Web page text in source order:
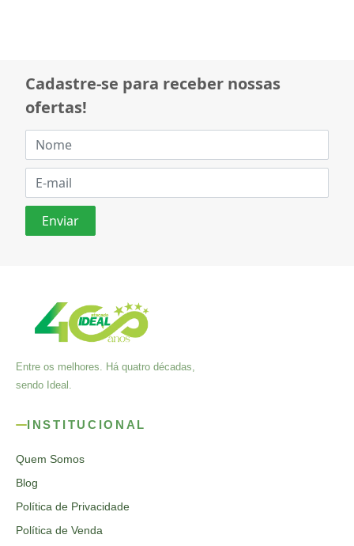
Cadastre-se para receber nossas
ofertas!
Entre os melhores. Há quatro décadas,
sendo Ideal.
INSTITUCIONAL
Quem Somos
Blog
Política de Privacidade
Política de Venda